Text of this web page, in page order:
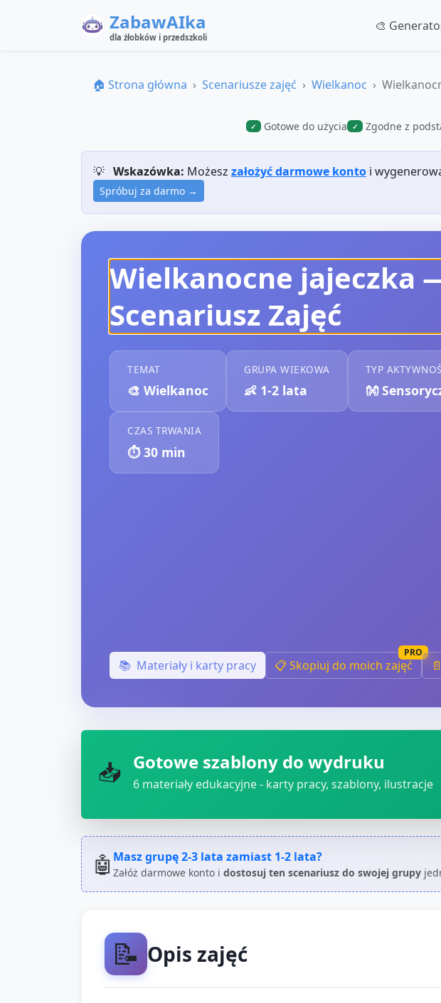
ZabawAIka
dla żłobków i przedszkoli
🎨
🏠 Strona główna Scenariusze zajęć Wielkanoc
✓ Gotowe do użycia ✓ Zgodne z
💡 Wskazówka: Możesz założyć darmowe konto i
Spróbuj za darmo →
Wielkanocne jajeczka
Scenariusz Zajęć
TEMAT
🎨 Wielkanoc
GRUPA WIEKOWA
👶 1-2 lata
TYP
👐
CZAS TRWANIA
⏱️30 min
📚 Materiały i karty pracy 📋 Skopiuj do moich zajęć
PRO
📥 Gotowe szablony do wydruku
6 materiały edukacyjne - karty pracy, szablony, ilustracje
🤖Masz grupę2-3 lata zamiast 1-2 lata?
Załóż darmowe konto i dostosuj ten scenariusz do swojej grupy
📝 Opis zajęć